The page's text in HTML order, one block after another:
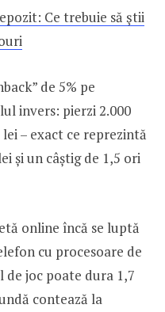
Ce trebuie să ştii
de 5% pe
invers: pierzi 2.000
– exact ce reprezintă
și un câștig de 1,5 ori
online încă se luptă
cu procesoare de
de joc poate dura 1,7
contează la